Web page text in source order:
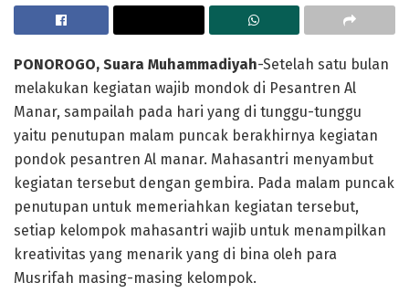
PONOROGO, Suara Muhammadiyah-Setelah satu bulan
melakukan kegiatan wajib mondok di Pesantren Al
Manar, sampailah pada hari yang di tunggu-tunggu
yaitu penutupan malam puncak berakhirnya kegiatan
pondok pesantren Al manar. Mahasantri menyambut
kegiatan tersebut dengan gembira. Pada malam puncak
penutupan untuk memeriahkan kegiatan tersebut,
setiap kelompok mahasantri wajib untuk menampilkan
kreativitas yang menarik yang di bina oleh para
Musrifah masing-masing kelompok.